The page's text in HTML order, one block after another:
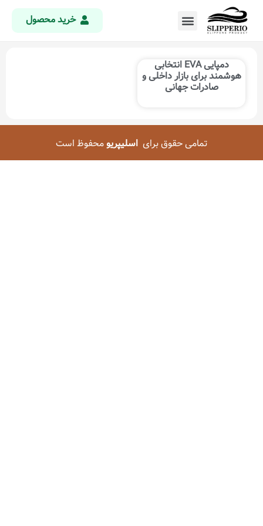
خرید محصول
دمپایی EVA انتخابی
هوشمند برای بازار داخلی و
صادرات جهانی
تمامی حقوق برایاسلیپریومحفوظ است